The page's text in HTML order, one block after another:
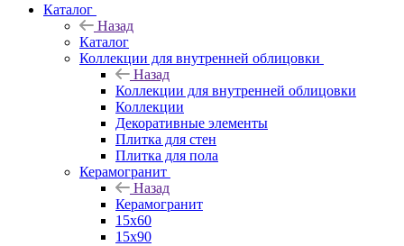
Каталог
Назад
Каталог
Коллекции для внутренней облицовки
Назад
Коллекции для внутренней облицовки
Коллекции
Декоративные элементы
Плитка для стен
Плитка для пола
Керамогранит
Назад
Керамогранит
15х60
15x90